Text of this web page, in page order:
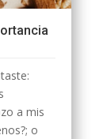
a mis
o